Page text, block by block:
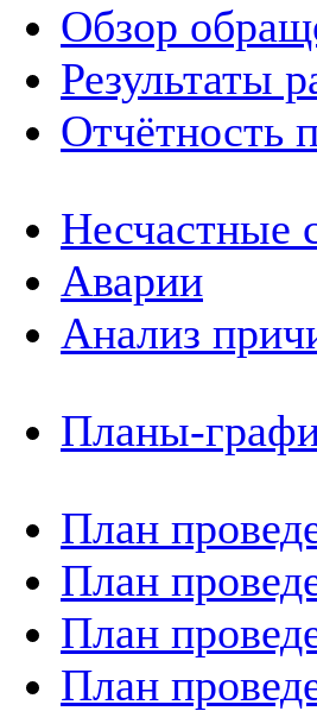
Обзор
Результаты
Отчётность
Несчастные
Аварии
Анализ
Планы-
План
План
План
План